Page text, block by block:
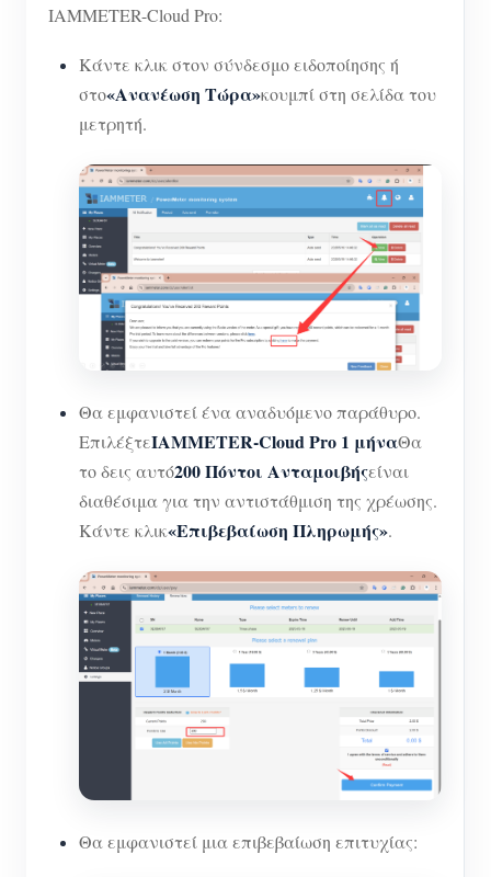
IAMMETER-Cloud Pro:
Κάντε κλικ στον σύνδεσμο ειδοποίησης ή
στο«Ανανέωση Τώρα»κουμπί στη σελίδα του
μετρητή.
Θα εμφανιστεί ένα αναδυόμενο παράθυρο.
ΕπιλέξτεIAMMETER-Cloud Pro 1 μήναΘα
το δεις αυτό200 Πόντοι Ανταμοιβήςείναι
διαθέσιμα για την αντιστάθμιση της χρέωσης.
Κάντε κλικ«Επιβεβαίωση Πληρωμής».
Θα εμφανιστεί μια επιβεβαίωση επιτυχίας: